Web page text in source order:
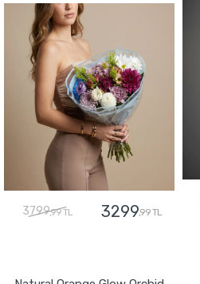
3799,99 TL 3299,99 TL